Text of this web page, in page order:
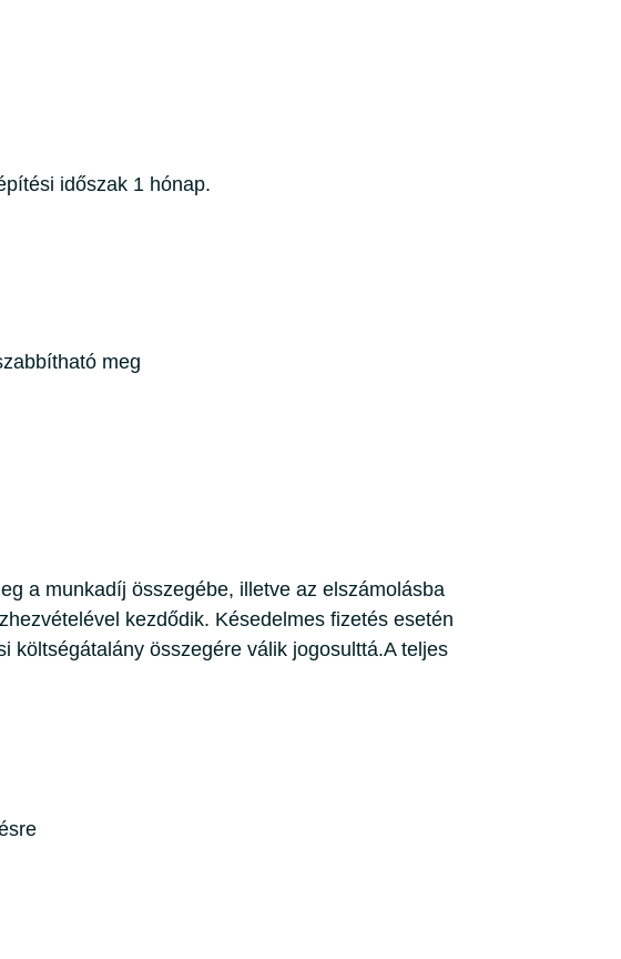
időszak 1 hónap.
meg
a munkadíj összegébe, illetve az elszámolásba
kezdődik. Késedelmes fizetés esetén
költségátalány összegére válik jogosulttá.A teljes